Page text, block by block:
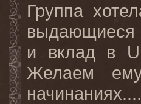
Группа
выдающиеся
и вклад в
Желаем